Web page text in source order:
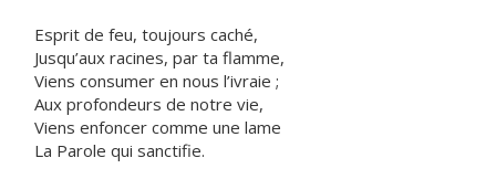
Esprit de feu, toujours caché,
Jusqu’aux racines, par ta flamme,
Viens consumer en nous l’ivraie ;
Aux profondeurs de notre vie,
Viens enfoncer comme une lame
La Parole qui sanctifie.